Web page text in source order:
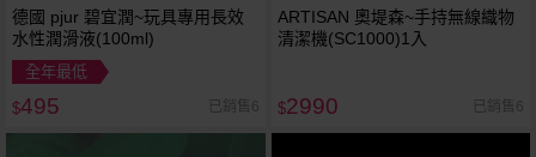
德國 pjur 碧宜潤~玩具專用長效
水性潤滑液(100ml)
全年最低
$495 已銷售6
ARTISAN 奧堤森~手持無線織物
清潔機(SC1000)1入
$2990 已銷售6